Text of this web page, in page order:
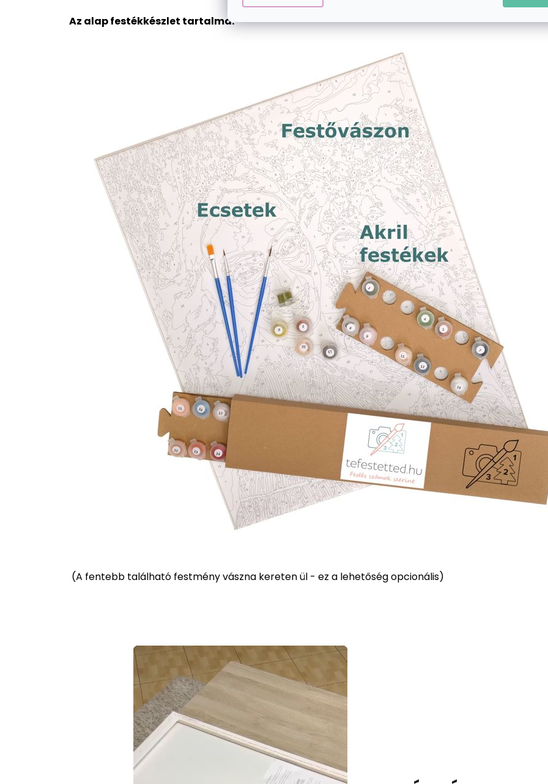
Az alap festékkészlet tartalma:
(A fentebb található festmény vászna kereten ül - ez a lehetőség opcionális)